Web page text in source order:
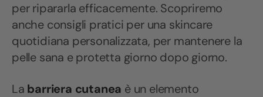
per ripararla efficacemente. Scopriremo
anche consigli pratici per una skincare
quotidiana personalizzata, per mantenere la
pelle sana e protetta giorno dopo giorno.
La barriera cutanea è un elemento